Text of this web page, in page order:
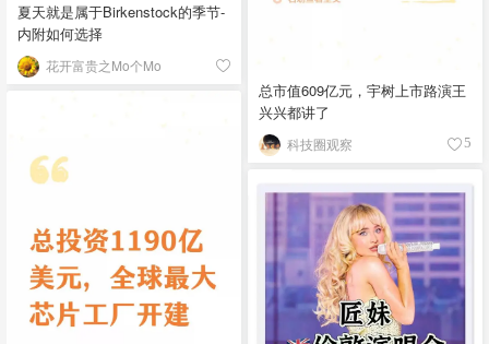
夏天就是属于Birkenstock的季节-
内附如何选择
花开富贵之Mo个Mo
总市值609亿元，宇树上市路演王
兴兴都讲了
科技圈观察 5